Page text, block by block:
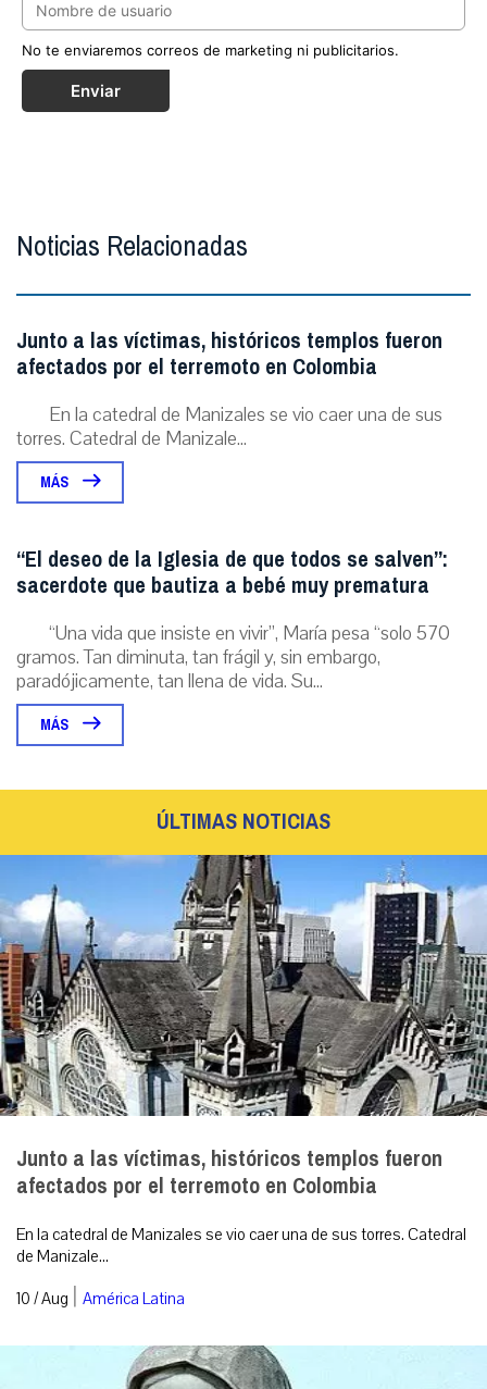
No te enviaremos correos de marketing ni publicitarios.
Enviar
Noticias Relacionadas
Junto a las víctimas, históricos templos fueron
afectados por el terremoto en Colombia
En la catedral de Manizales se vio caer una de sus
torres. Catedral de Manizale...
MÁS
“El deseo de la Iglesia de que todos se salven”:
sacerdote que bautiza a bebé muy prematura
“Una vida que insiste en vivir”, María pesa “solo 570
gramos. Tan diminuta, tan frágil y, sin embargo,
paradójicamente, tan llena de vida. Su...
MÁS
ÚLTIMAS NOTICIAS
Junto a las víctimas, históricos templos fueron
afectados por el terremoto en Colombia
En la catedral de Manizales se vio caer una de sus torres. Catedral
de Manizale...
10 / Aug | América Latina